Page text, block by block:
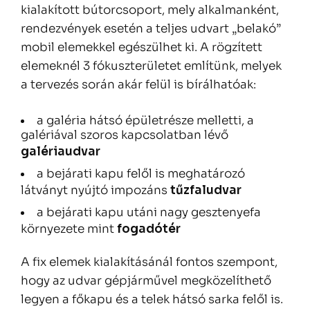
kialakított bútorcsoport, mely alkalmanként,
rendezvények esetén a teljes udvart „belakó”
mobil elemekkel egészülhet ki. A rögzített
elemeknél 3 fókuszterületet említünk, melyek
a tervezés során akár felül is bírálhatóak:
a galéria hátsó épületrésze melletti, a
galériával szoros kapcsolatban lévő
galériaudvar
a bejárati kapu felől is meghatározó
látványt nyújtó impozáns tűzfaludvar
a bejárati kapu utáni nagy gesztenyefa
környezete mintfogadótér
A fix elemek kialakításánál fontos szempont,
hogy az udvar gépjárművel megközelíthető
legyen a főkapu és a telek hátsó sarka felől is.